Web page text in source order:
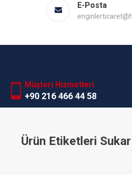
E-Posta
Müşteri Hizmetleri
+90 216 466 44 58
Ürün Etiketleri